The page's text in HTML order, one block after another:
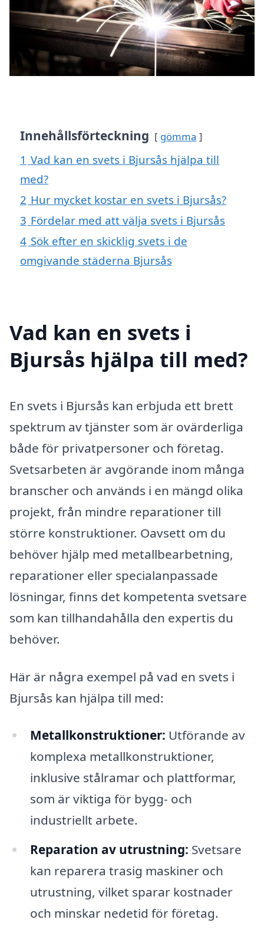
Innehållsförteckning gömma
1 Vad kan en svets i Bjursås hjälpa till
med?
2 Hur mycket kostar en svets i Bjursås?
3 Fördelar med att välja svets i Bjursås
4 Sök efter en skicklig svets i de
omgivande städerna Bjursås
Vad kan en svets i
Bjursås hjälpa till med?
En svets i Bjursås kan erbjuda ett brett
spektrum av tjänster som är ovärderliga
både för privatpersoner och företag.
Svetsarbeten är avgörande inom många
branscher och används i en mängd olika
projekt, från mindre reparationer till
större konstruktioner. Oavsett om du
behöver hjälp med metallbearbetning,
reparationer eller specialanpassade
lösningar, finns det kompetenta svetsare
som kan tillhandahålla den expertis du
behöver.
Här är några exempel på vad en svets i
Bjursås kan hjälpa till med:
Metallkonstruktioner: Utförande av
komplexa metallkonstruktioner,
inklusive stålramar och plattformar,
som är viktiga för bygg- och
industriellt arbete.
Reparation av utrustning: Svetsare
kan reparera trasig maskiner och
utrustning, vilket sparar kostnader
och minskar nedetid för företag.